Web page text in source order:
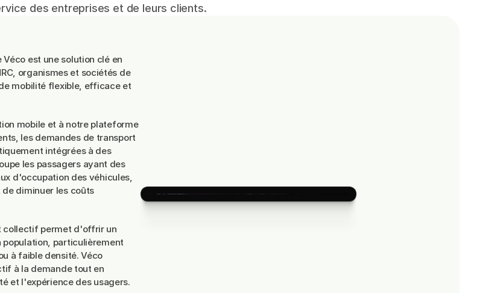
des entreprises et de leurs clients.
est une solution clé en
organismes et sociétés de
mobilité flexible, efficace et
mobile et à notre plateforme
les demandes de transport
intégrées à des
les passagers ayant des
d'occupation des véhicules,
diminuer les coûts
collectif permet d'offrir un
population, particulièrement
à faible densité. Véco
à la demande tout en
et l'expérience des usagers.